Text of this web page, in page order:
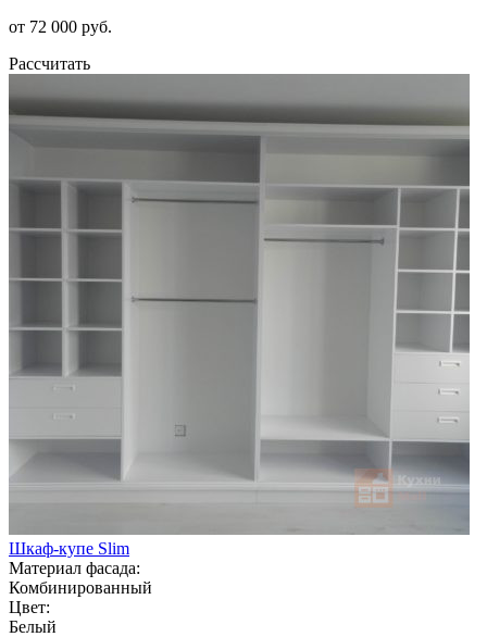
от 72 000 руб.
Рассчитать
Шкаф-купе Slim
Материал фасада:
Комбинированный
Цвет:
Белый